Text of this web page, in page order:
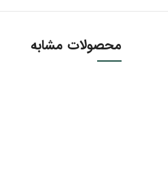
محصولات مشابه